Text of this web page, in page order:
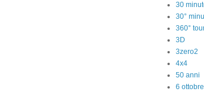
30
30°
360°
3D
3zero2
4x4
50 anni
6